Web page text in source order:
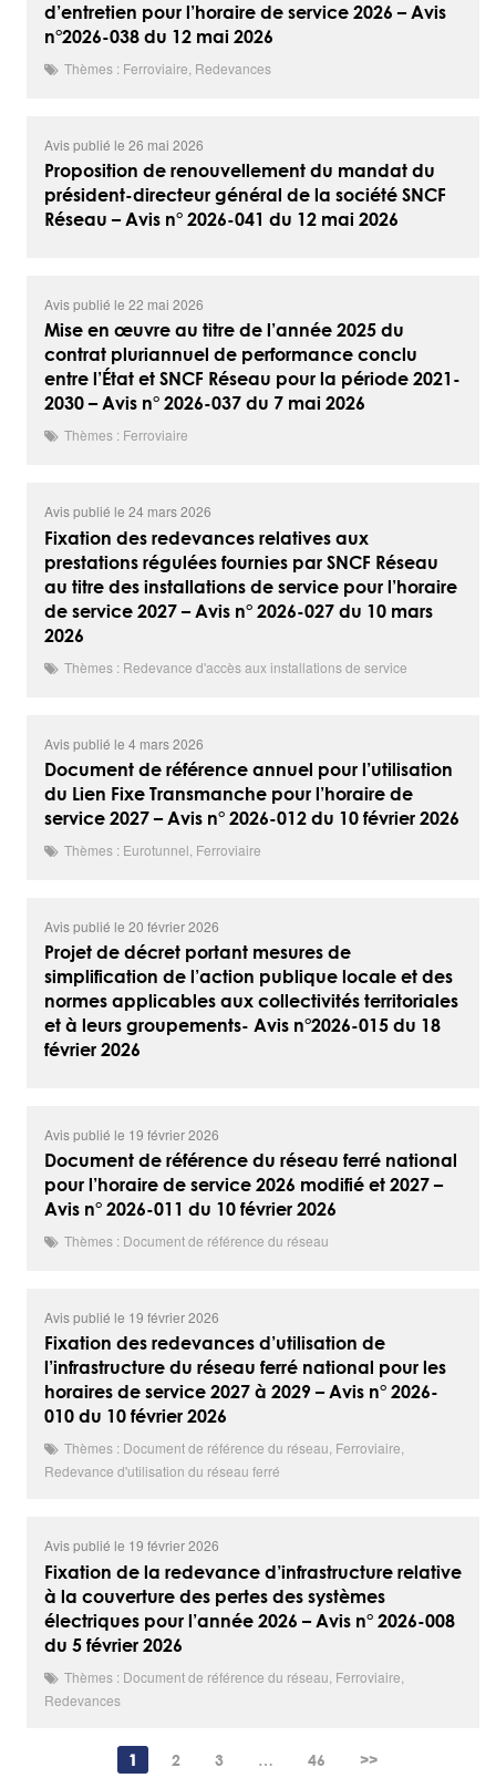
d’entretien pour l’horaire de service 2026 – Avis
n°2026-038 du 12 mai 2026
Thèmes : Ferroviaire, Redevances
Avis publié le 26 mai 2026
Proposition de renouvellement du mandat du
président-directeur général de la société SNCF
Réseau – Avis n° 2026-041 du 12 mai 2026
Avis publié le 22 mai 2026
Mise en œuvre au titre de l’année 2025 du
contrat pluriannuel de performance conclu
entre l’État et SNCF Réseau pour la période 2021-
2030 – Avis n° 2026-037 du 7 mai 2026
Thèmes : Ferroviaire
Avis publié le 24 mars 2026
Fixation des redevances relatives aux
prestations régulées fournies par SNCF Réseau
au titre des installations de service pour l’horaire
de service 2027 – Avis n° 2026-027 du 10 mars
2026
Thèmes : Redevance d'accès aux installations de service
Avis publié le 4 mars 2026
Document de référence annuel pour l’utilisation
du Lien Fixe Transmanche pour l’horaire de
service 2027 – Avis n° 2026-012 du 10 février 2026
Thèmes : Eurotunnel, Ferroviaire
Avis publié le 20 février 2026
Projet de décret portant mesures de
simplification de l’action publique locale et des
normes applicables aux collectivités territoriales
et à leurs groupements- Avis n°2026-015 du 18
février 2026
Avis publié le 19 février 2026
Document de référence du réseau ferré national
pour l’horaire de service 2026 modifié et 2027 –
Avis n° 2026-011 du 10 février 2026
Thèmes : Document de référence du réseau
Avis publié le 19 février 2026
Fixation des redevances d’utilisation de
l’infrastructure du réseau ferré national pour les
horaires de service 2027 à 2029 – Avis n° 2026-
010 du 10 février 2026
Thèmes : Document de référence du réseau, Ferroviaire,
Redevance d'utilisation du réseau ferré
Avis publié le 19 février 2026
Fixation de la redevance d’infrastructure relative
à la couverture des pertes des systèmes
électriques pour l’année 2026 – Avis n° 2026-008
du 5 février 2026
Thèmes : Document de référence du réseau, Ferroviaire,
Redevances
1 2 3 … 46 >>